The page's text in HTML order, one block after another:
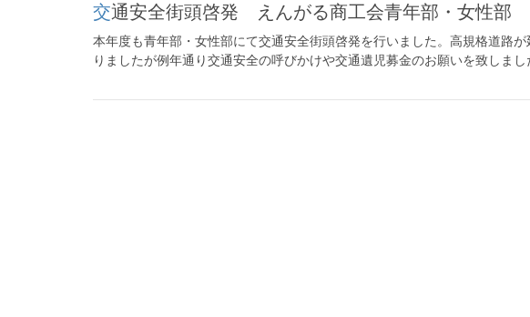
交通安全街頭啓発 えんがる商工会青年部・女性部
本年度も青年部・女性部にて交通安全街頭啓発を行いました。高規格道路
りましたが例年通り交通安全の呼びかけや交通遺児募金のお願いを致しまし